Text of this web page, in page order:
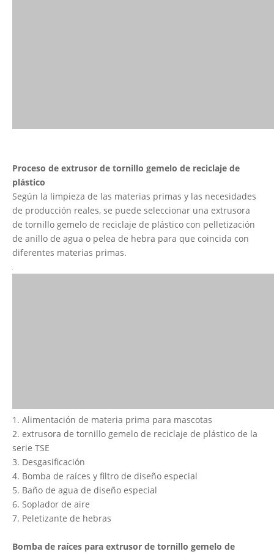
Proceso de extrusor de tornillo gemelo de reciclaje de
plástico
Según la limpieza de las materias primas y las necesidades
de producción reales, se puede seleccionar una extrusora
de tornillo gemelo de reciclaje de plástico con pelletización
de anillo de agua o pelea de hebra para que coincida con
diferentes materias primas.
1. Alimentación de materia prima para mascotas
2. extrusora de tornillo gemelo de reciclaje de plástico de la
serie TSE
3. Desgasificación
4. Bomba de raíces y filtro de diseño especial
5. Baño de agua de diseño especial
6. Soplador de aire
7. Peletizante de hebras
Bomba de raíces para extrusor de tornillo gemelo de